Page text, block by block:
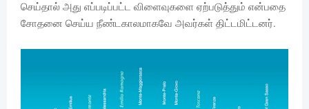
செய்தால் அது எப்படிப்பட்ட விளைவுகளை ஏற்படுத்தும் என்பதை
சோதனை செய்ய நீண்டகாலமாகவே அவர்கள் திட்டமிட்டனர்.